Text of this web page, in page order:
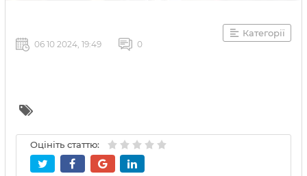
Категорії
06 10 2024, 19:49 0
Оцініть статтю: